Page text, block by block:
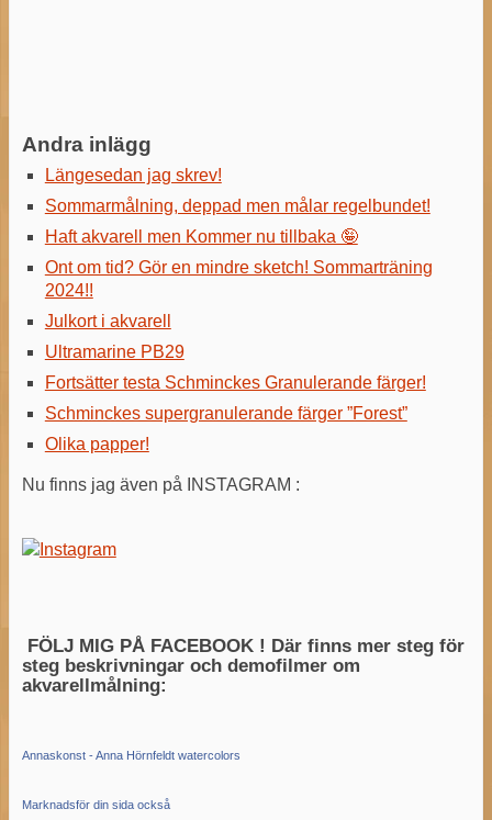
Andra inlägg
Längesedan jag skrev!
Sommarmålning, deppad men målar regelbundet!
Haft akvarell men Kommer nu tillbaka 🤪
Ont om tid? Gör en mindre sketch! Sommarträning
2024!!
Julkort i akvarell
Ultramarine PB29
Fortsätter testa Schminckes Granulerande färger!
Schminckes supergranulerande färger ”Forest”
Olika papper!
Nu finns jag även på INSTAGRAM :
FÖLJ MIG PÅ FACEBOOK ! Där finns mer steg för
steg beskrivningar och demofilmer om
akvarellmålning:
Annaskonst - Anna Hörnfeldt watercolors
Marknadsför din sida också